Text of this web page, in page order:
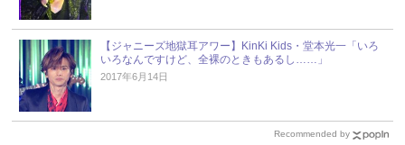
【ジャニーズ地獄耳アワー】KinKi Kids・堂本光一「いろ
いろなんですけど、全裸のときもあるし……」
2017年6月14日
Recommended by